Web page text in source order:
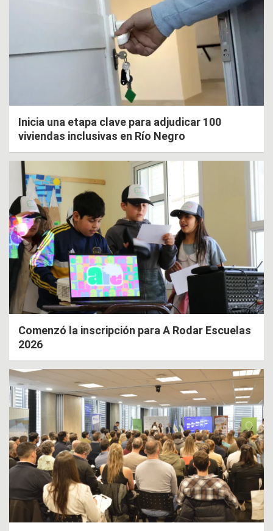
Inicia una etapa clave para adjudicar 100
viviendas inclusivas en Río Negro
Comenzó la inscripción para A Rodar Escuelas
2026